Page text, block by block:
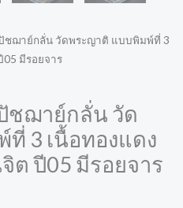
ชฌาย์กลั่น วัดพระญาติ แบบพิมพ์ที่ 3
มีรอยจาร
ชฌาย์กลั่น วัด
3 เนื้อทองแดง
ต ปี05 มีรอยจาร